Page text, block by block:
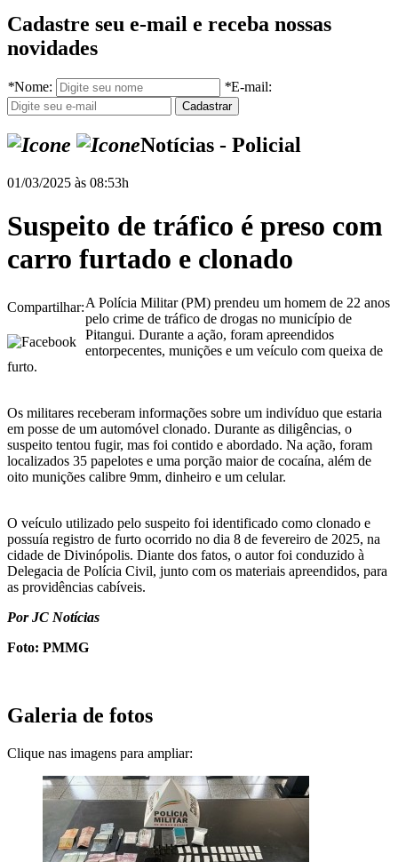
Cadastre seu e-mail e receba nossas
novidades
*Nome: *E-mail:
Notícias - Policial
01/03/2025 às 08:53h
Suspeito de tráfico é preso com
carro furtado e clonado
Compartilhar:A Polícia Militar (PM) prendeu um homem de 22 anos
pelo crime de tráfico de drogas no município de
Pitangui. Durante a ação, foram apreendidos
entorpecentes, munições e um veículo com queixa de
furto.
Os militares receberam informações sobre um indivíduo que estaria
em posse de um automóvel clonado. Durante as diligências, o
suspeito tentou fugir, mas foi contido e abordado. Na ação, foram
localizados 35 papelotes e uma porção maior de cocaína, além de
oito munições calibre 9mm, dinheiro e um celular.
O veículo utilizado pelo suspeito foi identificado como clonado e
possuía registro de furto ocorrido no dia 8 de fevereiro de 2025, na
cidade de Divinópolis. Diante dos fatos, o autor foi conduzido à
Delegacia de Polícia Civil, junto com os materiais apreendidos, para
as providências cabíveis.
Por JC Notícias
Foto: PMMG
Galeria de fotos
Clique nas imagens para ampliar: